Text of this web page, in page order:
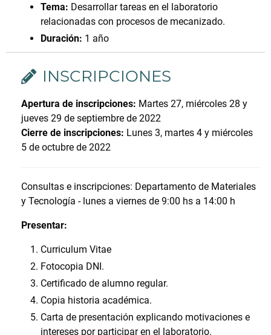
Tema: Desarrollar tareas en el laboratorio
relacionadas con procesos de mecanizado.
Duración: 1 año
INSCRIPCIONES
Apertura de inscripciones: Martes 27, miércoles 28 y
jueves 29 de septiembre de 2022
Cierre de inscripciones: Lunes 3, martes 4 y miércoles
5 de octubre de 2022
Consultas e inscripciones: Departamento de Materiales
y Tecnología - lunes a viernes de 9:00 hs a 14:00 h
Presentar:
Curriculum Vitae
Fotocopia DNI.
Certificado de alumno regular.
Copia historia académica.
Carta de presentación explicando motivaciones e
intereses por participar en el laboratorio.